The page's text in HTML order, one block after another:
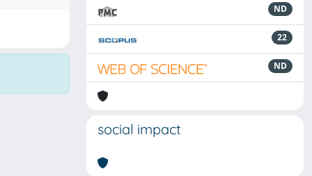
ND
22
ND
social impact